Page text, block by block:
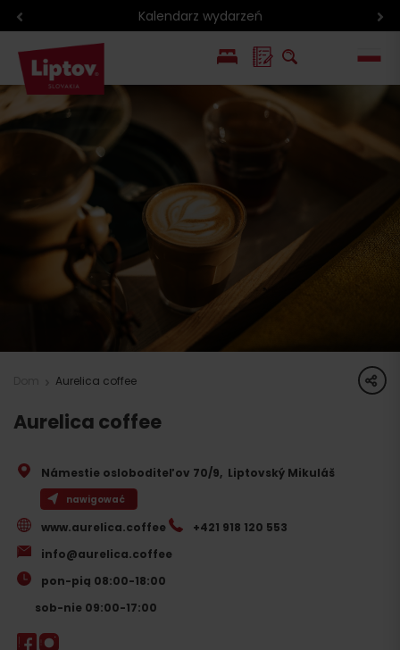
Kalendarz wydarzeń
EN
SK
Aurelica coffee share
Aurelica coffee
Námestie osloboditeľov 70/9, Liptovský Mikuláš
nawigować
www.aurelica.coffee
+421 918 120 553
info@aurelica.coffee
pon-pią 08:00-18:00
sob-nie 09:00-17:00